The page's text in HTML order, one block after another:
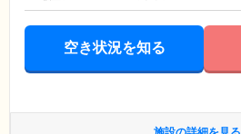
空き状況を知る